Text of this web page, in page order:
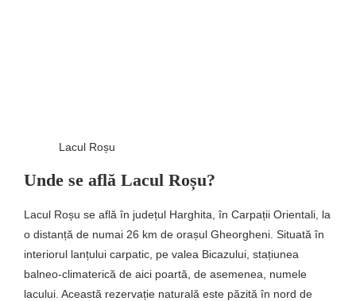
Lacul Roșu
Unde se află Lacul Roșu?
Lacul Roșu se află în județul Harghita, în Carpații Orientali, la
o distanță de numai 26 km de orașul Gheorgheni. Situată în
interiorul lanțului carpatic, pe valea Bicazului, stațiunea
balneo-climaterică de aici poartă, de asemenea, numele
lacului. Această rezervație naturală este păzită în nord de